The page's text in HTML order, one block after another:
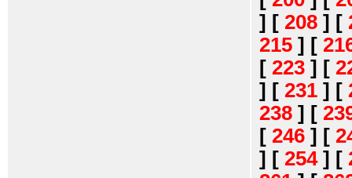
] [ 208 ] [
215 ] [
[ 223 ] [
] [ 231 ] [
238 ] [
[ 246 ] [
] [ 254] [